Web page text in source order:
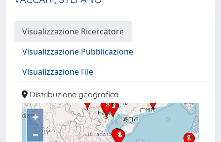
Visualizzazione Ricercatore
Visualizzazione Pubblicazione
Visualizzazione File
Distribuzione geografica
+
–